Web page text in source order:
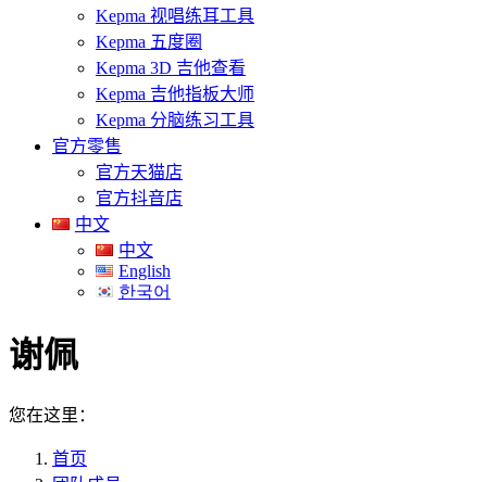
Kepma 视唱练耳工具
Kepma 五度圈
Kepma 3D 吉他查看
Kepma 吉他指板大师
Kepma 分脑练习工具
官方零售
官方天猫店
官方抖音店
中文
中文
English
한국어
谢佩
您在这里：
首页